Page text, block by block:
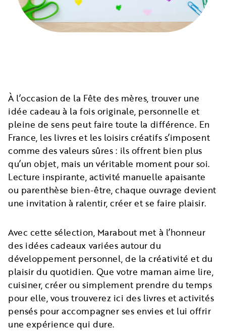
À l’occasion de la Fête des mères, trouver une
idée cadeau à la fois originale, personnelle et
pleine de sens peut faire toute la différence. En
France, les livres et les loisirs créatifs s’imposent
comme des valeurs sûres : ils offrent bien plus
qu’un objet, mais un véritable moment pour soi.
Lecture inspirante, activité manuelle apaisante
ou parenthèse bien-être, chaque ouvrage devient
une invitation à ralentir, créer et se faire plaisir.
Avec cette sélection, Marabout met à l’honneur
des idées cadeaux variées autour du
développement personnel, de la créativité et du
plaisir du quotidien. Que votre maman aime lire,
cuisiner, créer ou simplement prendre du temps
pour elle, vous trouverez ici des livres et activités
pensés pour accompagner ses envies et lui offrir
une expérience qui dure.